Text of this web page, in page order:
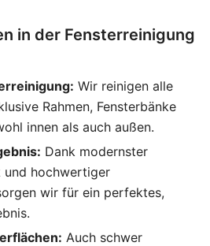
in der Fensterreinigung
Wir reinigen alle
Rahmen, Fensterbänke
innen als auch außen.
Dank modernster
und hochwertiger
wir für ein perfektes,
Auch schwer